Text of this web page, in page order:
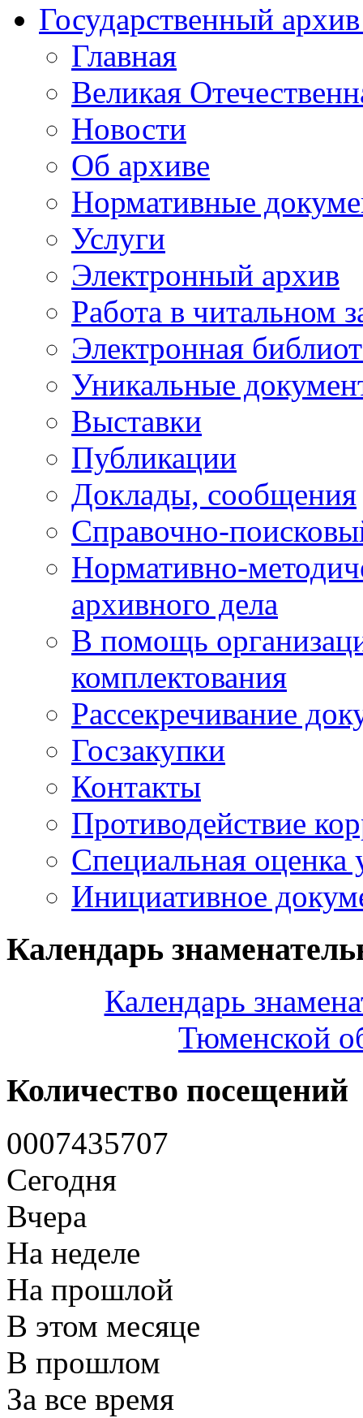
Государственный
Главная
Великая
Новости
Об архиве
Нормативные
Услуги
Электронный архив
Работа в читальном
Электронная
Уникальные
Выставки
Публикации
Доклады, сообщения
Справочно-
Нормативно-
архивного дела
В помощь
комплектования
Рассекречивание
Госзакупки
Контакты
Противодействие
Специальная оценка
Инициативное
Календарь
Календарь
Тюменской
Количество посещений
0007435707
Сегодня
Вчера
На неделе
На прошлой
В этом месяце
В прошлом
За все время